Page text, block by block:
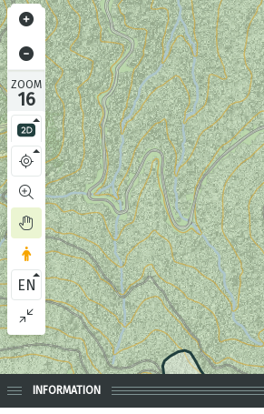
ZOOM
16
EN
INFORMATION